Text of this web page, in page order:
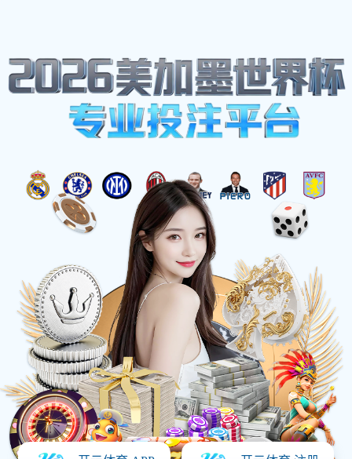
美加墨世界杯高清直播与
实时数据追踪
美加墨世界杯(官方中文网站)是您观看2026世界杯
的首选平台。我们提供超高清1080p直播、毫秒级
实时比分、深度球员数据分析及球迷互动社区，让
您从小组赛到决赛，不错过任何精彩瞬间。
立即体验 查看赛程
无需注册，即刻体验部分赛事直播与比分